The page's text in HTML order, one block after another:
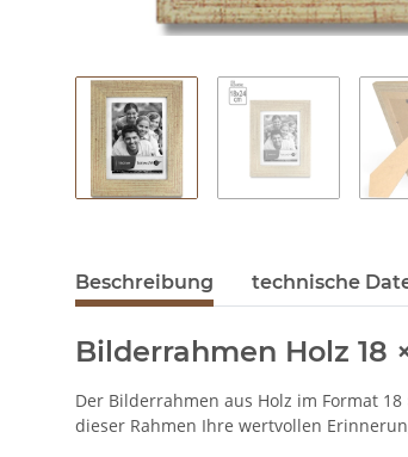
Beschreibung technische
Bilderrahmen Holz 18
Der Bilderrahmen aus Holz im Format
dieser Rahmen Ihre wertvollen